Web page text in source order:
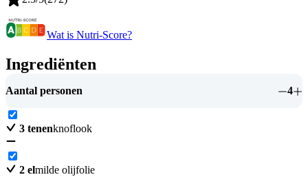
Wat is Nutri-Score?
Ingrediënten
Aantal personen 4
3 tenenknoflook
2 elmilde olijfolie